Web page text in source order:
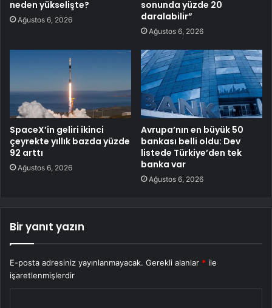
neden yükselişte?
Ağustos 6, 2026
sonunda yüzde 20
daralabilir”
Ağustos 6, 2026
SpaceX’in geliri ikinci
çeyrekte yıllık bazda yüzde
92 arttı
Ağustos 6, 2026
Avrupa’nın en büyük 50
bankası belli oldu: Dev
listede Türkiye’den tek
banka var
Ağustos 6, 2026
Bir yanıt yazın
E-posta adresiniz yayınlanmayacak. Gerekli alanlar * ile
işaretlenmişlerdir